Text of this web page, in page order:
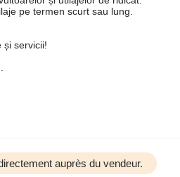
pe termen scurt sau lung.
și servicii!
auprès du vendeur.